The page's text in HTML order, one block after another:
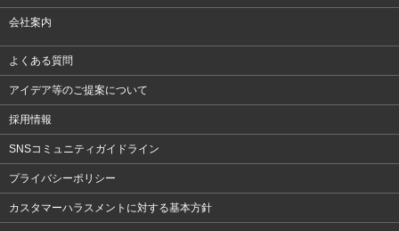
会社案内
よくある質問
アイデア等のご提案について
採用情報
SNSコミュニティガイドライン
プライバシーポリシー
カスタマーハラスメントに対する基本方針